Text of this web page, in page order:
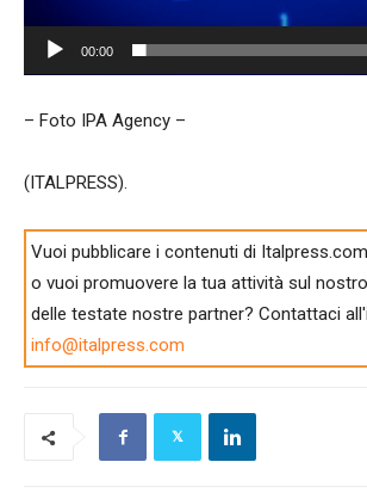
00:00
– Foto IPA Agency –
(ITALPRESS).
Vuoi pubblicare i contenuti di
o vuoi promuovere la tua attività sul
delle testate nostre partner? Contattaci
info@italpress.com